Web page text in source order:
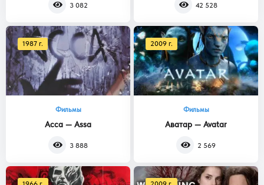
3 082 42 528
1987 г.
Фильмы
Асса — Assa
3 888
2009 г.
Фильмы
Аватар — Avatar
2 569